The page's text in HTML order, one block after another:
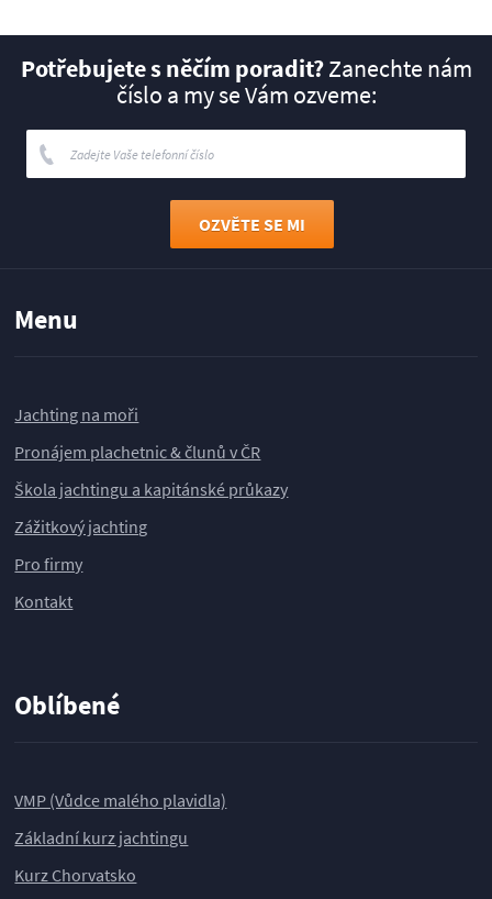
Potřebujete s něčím poradit?Zanechte nám
číslo a my se Vám ozveme:
Menu
Jachting na moři
Pronájem plachetnic & člunů v ČR
Škola jachtingu a kapitánské průkazy
Zážitkový jachting
Pro firmy
Kontakt
Oblíbené
VMP (Vůdce malého plavidla)
Základní kurz jachtingu
Kurz Chorvatsko